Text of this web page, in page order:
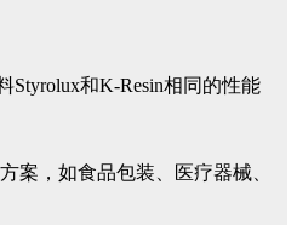
Styrolux和K-Resin相同的性能
案，如食品包装、医疗器械、